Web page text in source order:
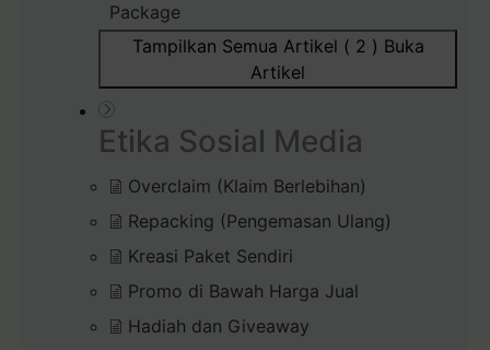
Package
Tampilkan Semua Artikel ( 2 ) Buka
Artikel
Etika Sosial Media
Overclaim (Klaim Berlebihan)
Repacking (Pengemasan Ulang)
Kreasi Paket Sendiri
Promo di Bawah Harga Jual
Hadiah dan Giveaway